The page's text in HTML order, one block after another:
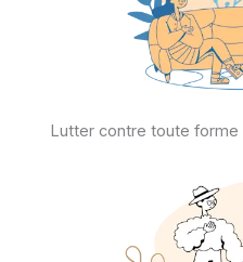
Lutter contre toute forme